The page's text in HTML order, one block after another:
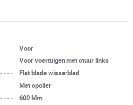
----
Voor
----
Voor voertuigen met stuur links
----
Flat blade wisserblad
----
Met spoiler
----
600 Mm